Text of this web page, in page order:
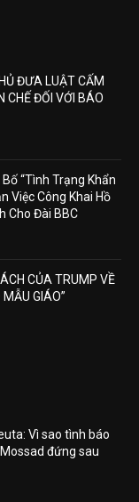
ĐƯA LUẬT CẤM
CHẾ ĐỐI VỚI BÁO
“Tình Trạng Khẩn
Việc Công Khai Hồ
Cho Đài BBC
CỦA TRUMP VỀ
MẪU GIÁO”
Vì sao tình báo
đứng sau